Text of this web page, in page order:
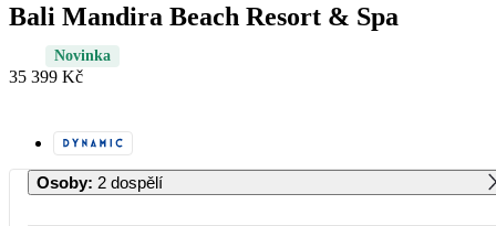
Bali Mandira Beach Resort & Spa
Novinka
35 399 Kč
Osoby: 2 dospělí